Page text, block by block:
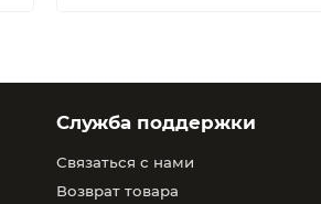
Служба поддержки
Связаться с нами
Возврат товара